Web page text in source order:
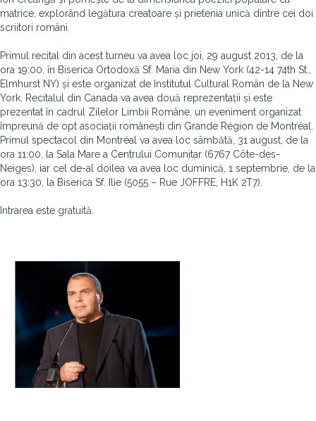
matrice, explorând legătura creatoare și prietenia unică dintre cei doi
scriitori români.
Primul recital din acest turneu va avea loc joi, 29 august 2013, de la
ora 19:00, în Biserica Ortodoxă Sf. Maria din New York (42-14 74th St.,
Elmhurst NY) și este organizat de Institutul Cultural Român de la New
York. Recitalul din Canada va avea două reprezentații și este
prezentat în cadrul Zilelor Limbii Române, un eveniment organizat
împreună de opt asociații românești din Grande Région de Montréal.
Primul spectacol din Montréal va avea loc sâmbătă, 31 august, de la
ora 11:00, la Sala Mare a Centrului Comunitar (6767 Côte-des-
Neiges), iar cel de-al doilea va avea loc duminică, 1 septembrie, de la
ora 13:30, la Biserica Sf. Ilie (5055 – Rue JOFFRE, H1K 2T7).
Intrarea este gratuită.